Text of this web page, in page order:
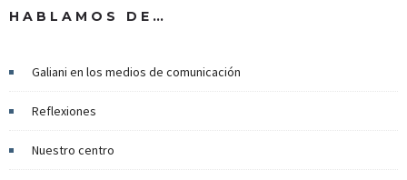
HABLAMOS DE…
Galiani en los medios de comunicación
Reflexiones
Nuestro centro